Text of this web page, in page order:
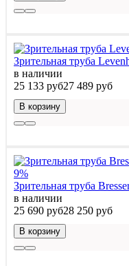
Зрительная труба
в наличии
25 133 руб27 489 руб
В корзину
9%
Зрительная труба
в наличии
25 690 руб28 250 руб
В корзину